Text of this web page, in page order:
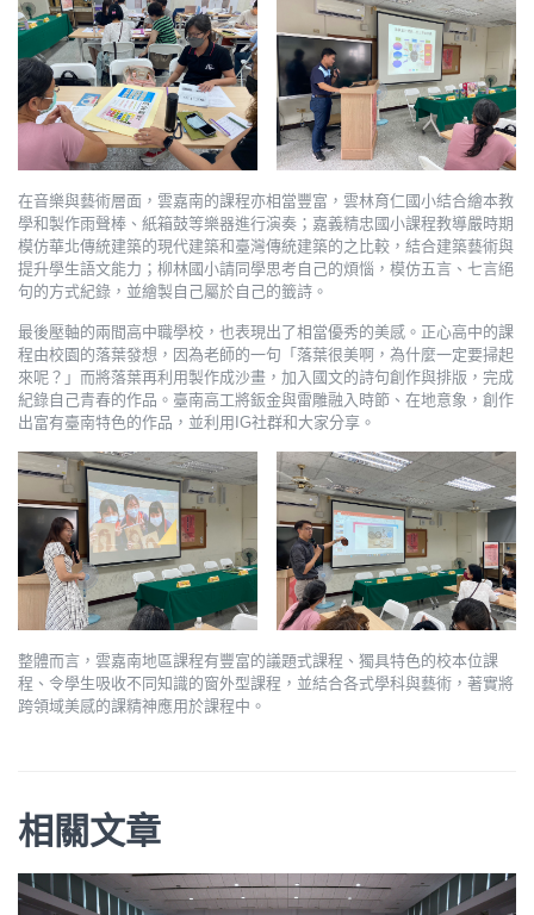
在音樂與藝術層面，雲嘉南的課程亦相當豐富，雲林育仁國小結合繪本教
學和製作雨聲棒、紙箱鼓等樂器進行演奏；嘉義精忠國小課程教導嚴時期
模仿華北傳統建築的現代建築和臺灣傳統建築的之比較，結合建築藝術與
提升學生語文能力；柳林國小請同學思考自己的煩惱，模仿五言、七言絕
句的方式紀錄，並繪製自己屬於自己的籤詩。
最後壓軸的兩間高中職學校，也表現出了相當優秀的美感。正心高中的課
程由校園的落葉發想，因為老師的一句「落葉很美啊，為什麼一定要掃起
來呢？」而將落葉再利用製作成沙畫，加入國文的詩句創作與排版，完成
紀錄自己青春的作品。臺南高工將鈑金與雷雕融入時節、在地意象，創作
出富有臺南特色的作品，並利用IG社群和大家分享。
整體而言，雲嘉南地區課程有豐富的議題式課程、獨具特色的校本位課
程、令學生吸收不同知識的窗外型課程，並結合各式學科與藝術，著實將
跨領域美感的課精神應用於課程中。
相關文章